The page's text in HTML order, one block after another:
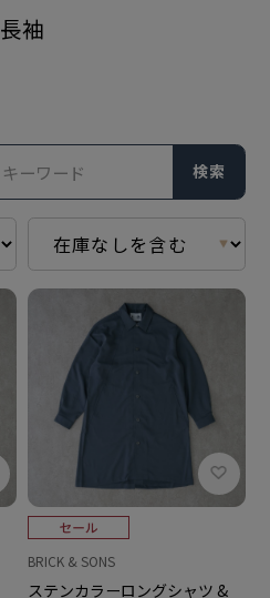
長袖
検索
BRICK & SONS
ステンカラーロングシャツ &